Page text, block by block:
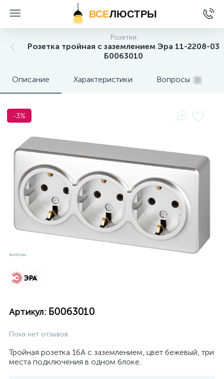
ВСЕЛЮСТРЫ
Розетки
Розетка тройная с заземлением Эра 11-2208-03
Б0063010
Описание Характеристики Вопросы 0
-3%
Артикул: Б0063010
Пока нет отзывов
Тройная розетка 16А с заземлением, цвет бежевый, три
места подключения в одном блоке.